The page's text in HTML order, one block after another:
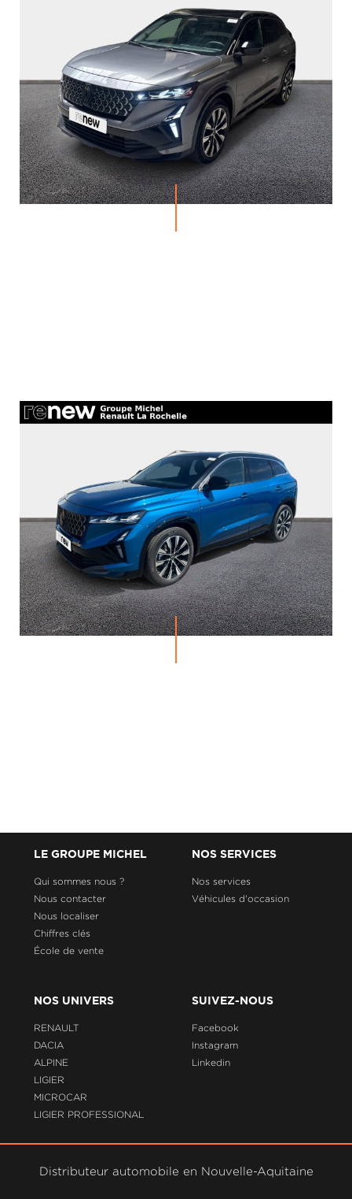
LE GROUPE MICHEL
Qui sommes nous ?
Nous contacter
Nous localiser
Chiffres clés
École de vente
NOS SERVICES
Nos services
Véhicules d'occasion
NOS UNIVERS
RENAULT
DACIA
ALPINE
LIGIER
MICROCAR
LIGIER PROFESSIONAL
SUIVEZ-NOUS
Facebook
Instagram
Linkedin
Distributeur automobile en Nouvelle-Aquitaine